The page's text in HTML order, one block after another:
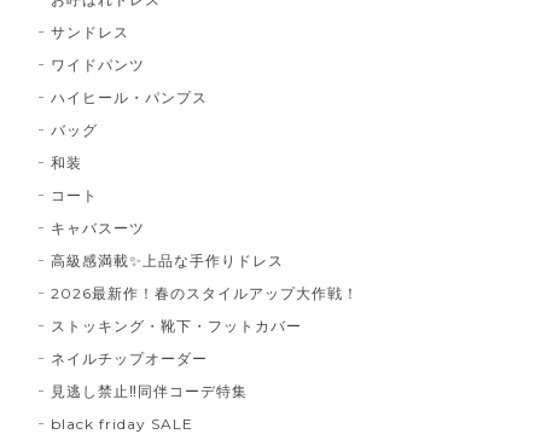
サンドレス
ワイドパンツ
ハイヒール・パンプス
バッグ
和装
コート
キャバスーツ
高級感満載✨上品な手作りドレス
2026最新作！春のスタイルアップ大作戦！
ストッキング・靴下・フットカバー
ネイルチップオーダー
見逃し禁止‼同伴コーデ特集
black friday SALE